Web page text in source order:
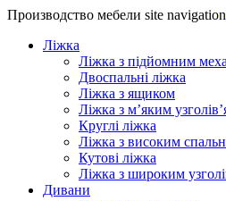
Производство мебели site navigation
Ліжка
Ліжка з підйомним
Двоспальні ліжка
Ліжка з ящиком
Ліжка з м’яким
Круглі ліжка
Ліжка з високим
Кутові ліжка
Ліжка з широким
Дивани